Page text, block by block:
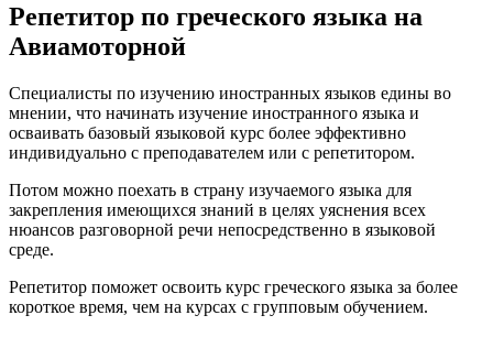
Репетитор по греческого языка на
Авиамоторной
Специалисты по изучению иностранных языков едины во
мнении, что начинать изучение иностранного языка и
осваивать базовый языковой курс более эффективно
индивидуально с преподавателем или с репетитором.
Потом можно поехать в страну изучаемого языка для
закрепления имеющихся знаний в целях уяснения всех
нюансов разговорной речи непосредственно в языковой
среде.
Репетитор поможет освоить курс греческого языка за более
короткое время, чем на курсах с групповым обучением.